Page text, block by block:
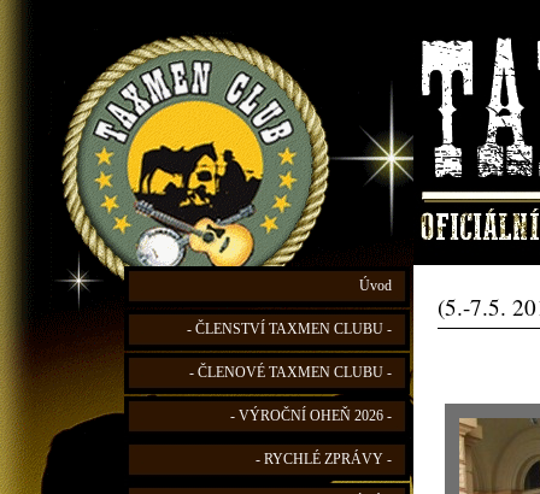
Úvod
- ČLENSTVÍ TAXMEN CLUBU -
- ČLENOVÉ TAXMEN CLUBU -
- VÝROČNÍ OHEŇ 2026 -
- RYCHLÉ ZPRÁVY -
(5.-7.5.